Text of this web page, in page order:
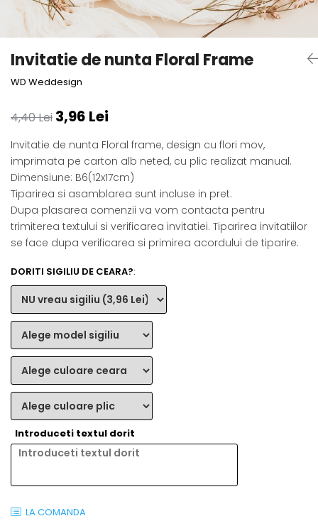
Marturii cu citate
Invitatie de nunta Floral Frame
WD Weddesign
4,40 Lei 3,96 Lei
Invitatie de nunta Floral frame, design cu flori mov,
imprimata pe carton alb neted, cu plic realizat manual.
Dimensiune: B6(12x17cm)
Tiparirea si asamblarea sunt incluse in pret.
Dupa plasarea comenzii va vom contacta pentru
trimiterea textului si verificarea invitatiei. Tiparirea invitatiilor
se face dupa verificarea si primirea acordului de tiparire.
DORITI SIGILIU DE CEARA?:
Introduceti textul dorit
LA COMANDA